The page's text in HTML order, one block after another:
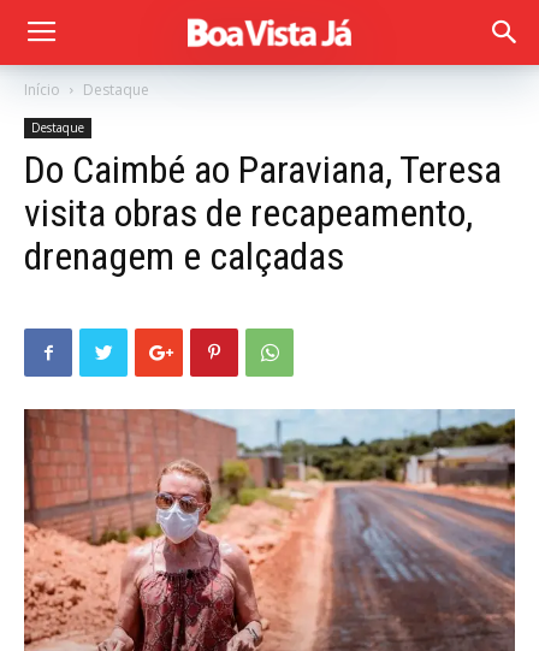
Início Destaque
Destaque
Do Caimbé ao Paraviana, Teresa
visita obras de recapeamento,
drenagem e calçadas